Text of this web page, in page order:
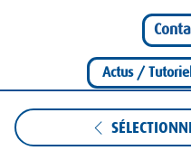
Actus /